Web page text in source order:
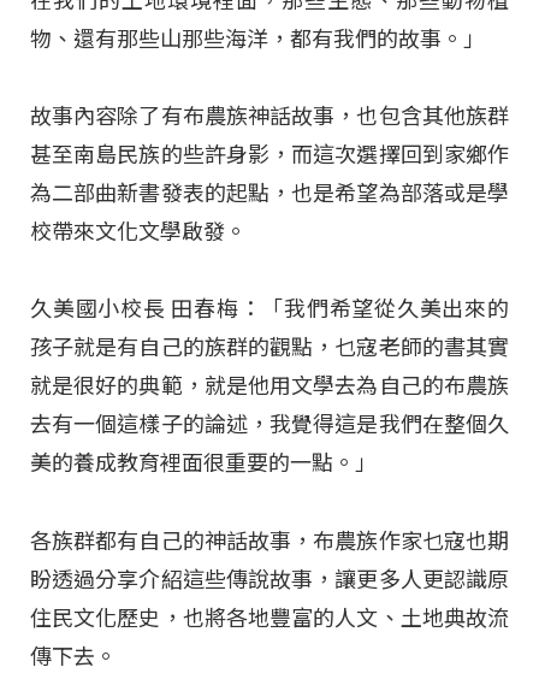
物、還有那些山那些海洋，都有我們的故事。」
故事內容除了有布農族神話故事，也包含其他族群
甚至南島民族的些許身影，而這次選擇回到家鄉作
為二部曲新書發表的起點，也是希望為部落或是學
校帶來文化文學啟發。
久美國小校長 田春梅：「我們希望從久美出來的
孩子就是有自己的族群的觀點，乜寇老師的書其實
就是很好的典範，就是他用文學去為自己的布農族
去有一個這樣子的論述，我覺得這是我們在整個久
美的養成教育裡面很重要的一點。」
各族群都有自己的神話故事，布農族作家乜寇也期
盼透過分享介紹這些傳說故事，讓更多人更認識原
住民文化歷史，也將各地豐富的人文、土地典故流
傳下去。